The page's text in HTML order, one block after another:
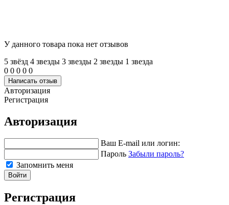
У данного товара пока нет отзывов
5 звёзд 4 звeзды 3 звeзды 2 звeзды 1 звeзда
0 0 0 0 0
Написать отзыв
Авторизация
Регистрация
Авторизация
Ваш E-mail или логин:
Пароль Забыли пароль?
Запомнить меня
Войти
Регистрация